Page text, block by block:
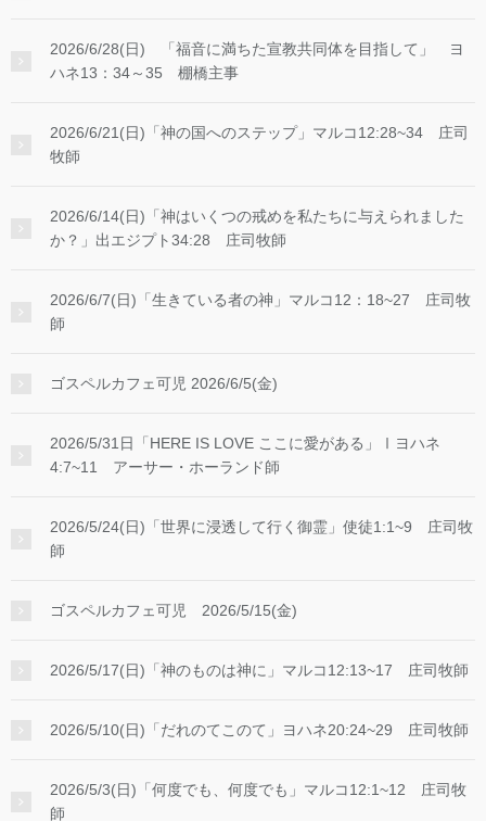
2026/6/28(日) 「福音に満ちた宣教共同体を目指して」 ヨ
ハネ13：34～35 棚橋主事
2026/6/21(日)「神の国へのステップ」マルコ12:28~34 庄司
牧師
2026/6/14(日)「神はいくつの戒めを私たちに与えられました
か？」出エジプト34:28 庄司牧師
2026/6/7(日)「生きている者の神」マルコ12：18~27 庄司牧
師
ゴスペルカフェ可児 2026/6/5(金)
2026/5/31日「HERE IS LOVE ここに愛がある」Ⅰヨハネ
4:7~11 アーサー・ホーランド師
2026/5/24(日)「世界に浸透して行く御霊」使徒1:1~9 庄司牧
師
ゴスペルカフェ可児 2026/5/15(金)
2026/5/17(日)「神のものは神に」マルコ12:13~17 庄司牧師
2026/5/10(日)「だれのてこのて」ヨハネ20:24~29 庄司牧師
2026/5/3(日)「何度でも、何度でも」マルコ12:1~12 庄司牧
師